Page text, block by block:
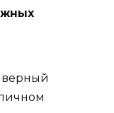
верный